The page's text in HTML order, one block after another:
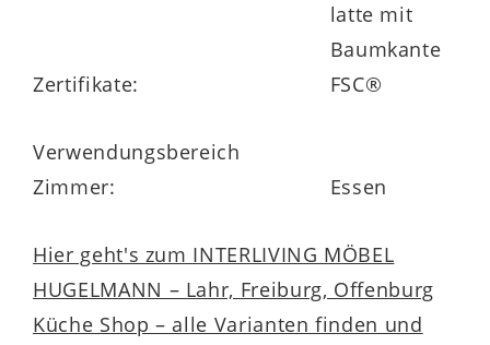
latte mit
Baumkante
Zertifikate:
FSC®
Verwendungsbereich
Zimmer:
Essen
Hier geht's zum INTERLIVING MÖBEL
HUGELMANN – Lahr, Freiburg, Offenburg
Küche Shop – alle Varianten finden und